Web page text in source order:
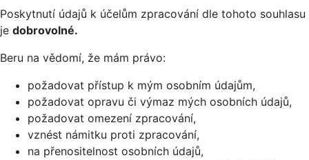
Poskytnutí údajů k účelům zpracování dle tohoto souhlasu
je dobrovolné.
Beru na vědomí, že mám právo:
požadovat přístup k mým osobním údajům,
požadovat opravu či výmaz mých osobních údajů,
požadovat omezení zpracování,
vznést námitku proti zpracování,
na přenositelnost osobních údajů,